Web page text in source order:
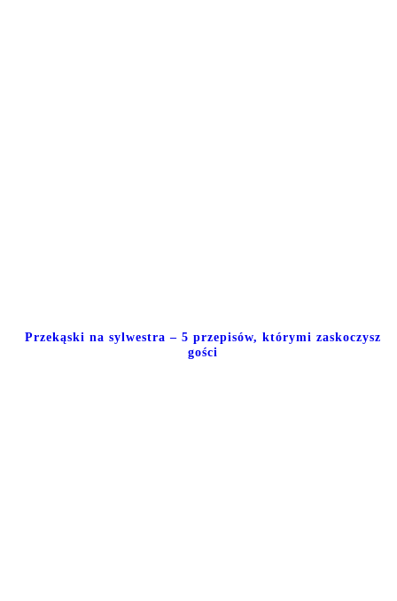
Przekąski na sylwestra – 5 przepisów, którymi zaskoczysz
gości